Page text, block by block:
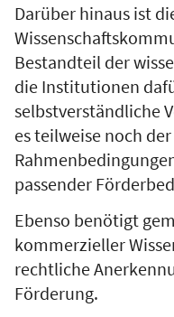
Darüber hinaus ist
Bestandteil der
die Institutionen
selbstverständliche
es teilweise noch
passender
Ebenso benötigt
kommerzieller
rechtliche
Förderung.